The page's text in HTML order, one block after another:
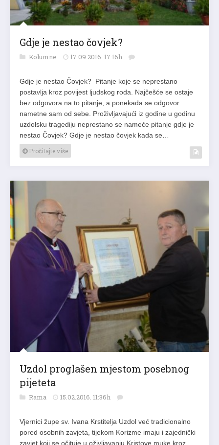
Gdje je nestao čovjek?
Kolumne 17.09.2016. 17:16h
Gdje je nestao Čovjek? Pitanje koje se neprestano
postavlja kroz povijest ljudskog roda. Najčešće se ostaje
bez odgovora na to pitanje, a ponekada se odgovor
nametne sam od sebe. Proživljavajući iz godine u godinu
uzdolsku tragediju neprestano se nameće pitanje gdje je
nestao Čovjek? Gdje je nestao čovjek kada se…
Pročitajte više
Uzdol proglašen mjestom posebnog
pijeteta
Rama 15.02.2016. 11:36h
Vjernici župe sv. Ivana Krstitelja Uzdol već tradicionalno
pored osobnih zavjeta, tijekom Korizme imaju i zajednički
zavjet koji se očituje u oživljavanju Kristove muke kroz